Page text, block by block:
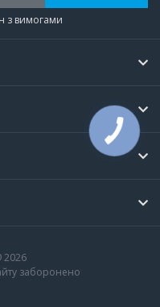
з вимогами
2026
заборонено
КНОПКА
ЗВ'ЯЗКУ